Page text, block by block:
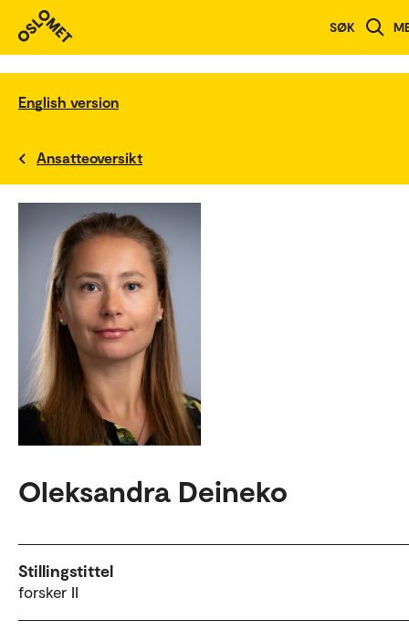
SØK
English version
Ansatteoversikt
Oleksandra Deineko
Stillingstittel
forsker II